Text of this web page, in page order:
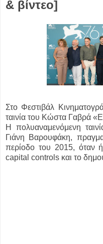
& βίντεο]
Στο Φεστιβάλ
ταινία του Κώστα Γαβρά
Η πολυαναμενόμενη
Γιάνη Βαρουφάκη,
περίοδο του 2015, όταν
capital controls και το